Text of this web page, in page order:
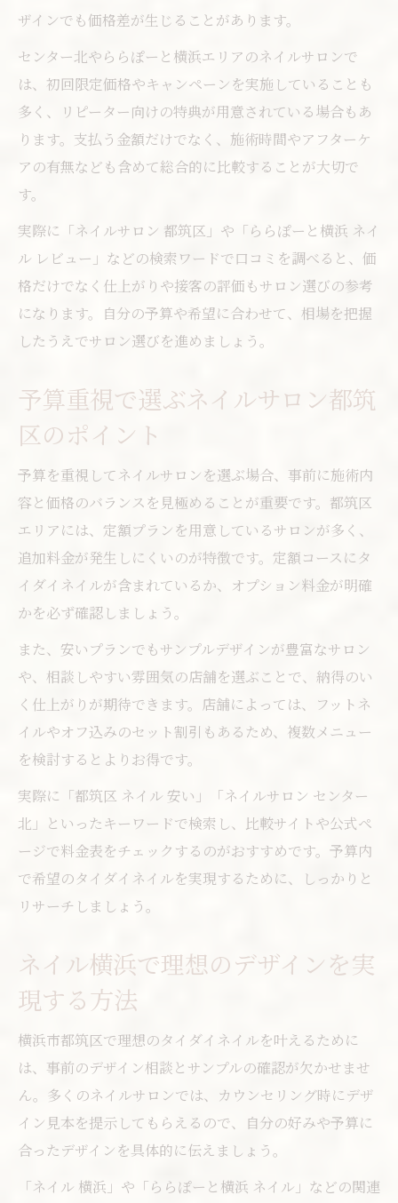
ザインでも価格差が生じることがあります。
センター北やららぽーと横浜エリアのネイルサロンで
は、初回限定価格やキャンペーンを実施していることも
多く、リピーター向けの特典が用意されている場合もあ
ります。支払う金額だけでなく、施術時間やアフターケ
アの有無なども含めて総合的に比較することが大切で
す。
実際に「ネイルサロン 都筑区」や「ららぽーと横浜 ネイ
ル レビュー」などの検索ワードで口コミを調べると、価
格だけでなく仕上がりや接客の評価もサロン選びの参考
になります。自分の予算や希望に合わせて、相場を把握
したうえでサロン選びを進めましょう。
予算重視で選ぶネイルサロン都筑
区のポイント
予算を重視してネイルサロンを選ぶ場合、事前に施術内
容と価格のバランスを見極めることが重要です。都筑区
エリアには、定額プランを用意しているサロンが多く、
追加料金が発生しにくいのが特徴です。定額コースにタ
イダイネイルが含まれているか、オプション料金が明確
かを必ず確認しましょう。
また、安いプランでもサンプルデザインが豊富なサロン
や、相談しやすい雰囲気の店舗を選ぶことで、納得のい
く仕上がりが期待できます。店舗によっては、フットネ
イルやオフ込みのセット割引もあるため、複数メニュー
を検討するとよりお得です。
実際に「都筑区 ネイル 安い」「ネイルサロン センター
北」といったキーワードで検索し、比較サイトや公式ペ
ージで料金表をチェックするのがおすすめです。予算内
で希望のタイダイネイルを実現するために、しっかりと
リサーチしましょう。
ネイル横浜で理想のデザインを実
現する方法
横浜市都筑区で理想のタイダイネイルを叶えるために
は、事前のデザイン相談とサンプルの確認が欠かせませ
ん。多くのネイルサロンでは、カウンセリング時にデザ
イン見本を提示してもらえるので、自分の好みや予算に
合ったデザインを具体的に伝えましょう。
「ネイル 横浜」や「ららぽーと横浜 ネイル」などの関連